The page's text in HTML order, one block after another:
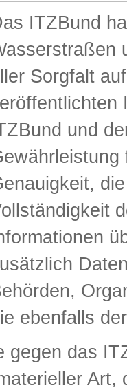
ITZBund
Sorgfalt
und
ebenfalls
gegen das